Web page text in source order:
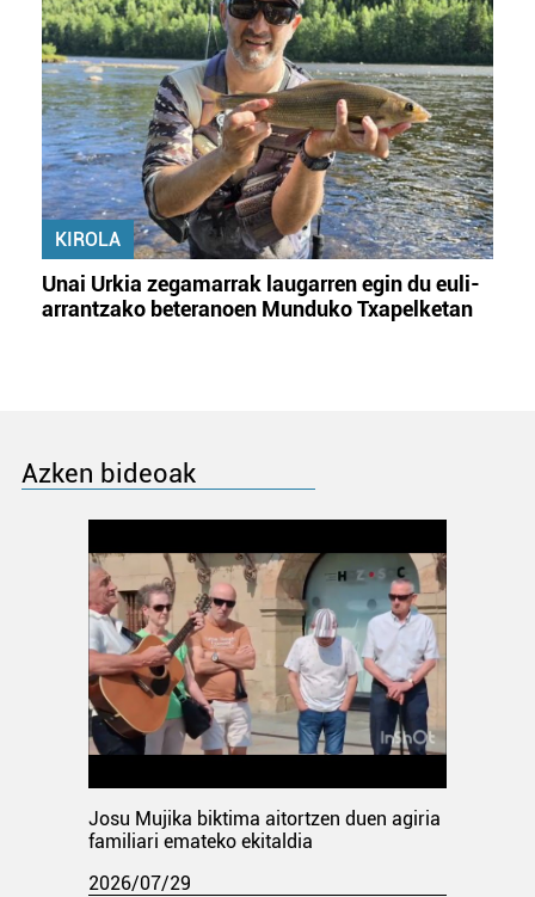
KIROLA
Unai Urkia zegamarrak laugarren egin du euli-
arrantzako beteranoen Munduko Txapelketan
Azken bideoak
Josu Mujika biktima aitortzen duen agiria
familiari emateko ekitaldia
2026/07/29